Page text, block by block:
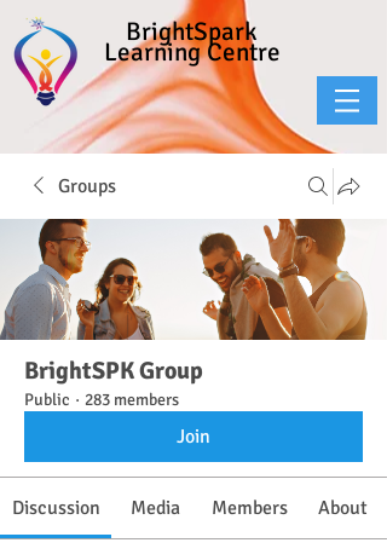
BrightSpark
Learning Centre
Groups
BrightSPK Group
Public · 283 members
Join
Discussion Media Members About